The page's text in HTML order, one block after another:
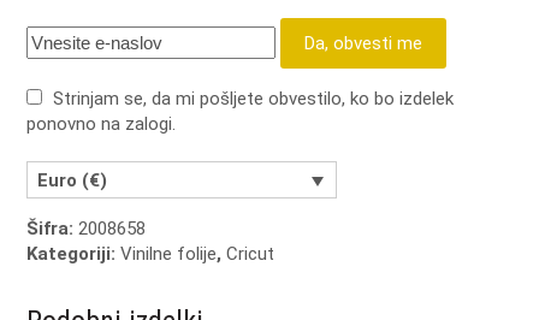
Da, obvesti me
Strinjam se, da mi pošljete obvestilo, ko bo izdelek
ponovno na zalogi.
Euro (€)
Šifra:2008658
Kategoriji:Vinilne folije,Cricut